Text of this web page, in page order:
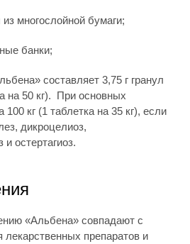
из многослойной бумаги;
банки;
составляет 3,75 г гранул
на 50 кг). При основных
100 кг (1 таблетка на 35 кг), если
дикроцелиоз,
остертагиоз.
«Альбена» совпадают с
препаратов и